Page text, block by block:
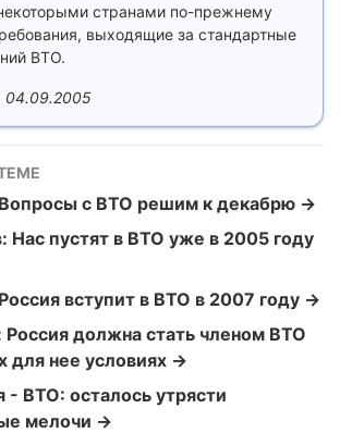
странами по-прежнему
выходящие за стандартные
ВТО.
04.09.2005
с ВТО решим к декабрю →
Нас пустят в ВТО уже в 2005 году
вступит в ВТО в 2007 году →
Россия должна стать членом ВТО
для нее условиях →
- ВТО: осталось утрясти
мелочи →